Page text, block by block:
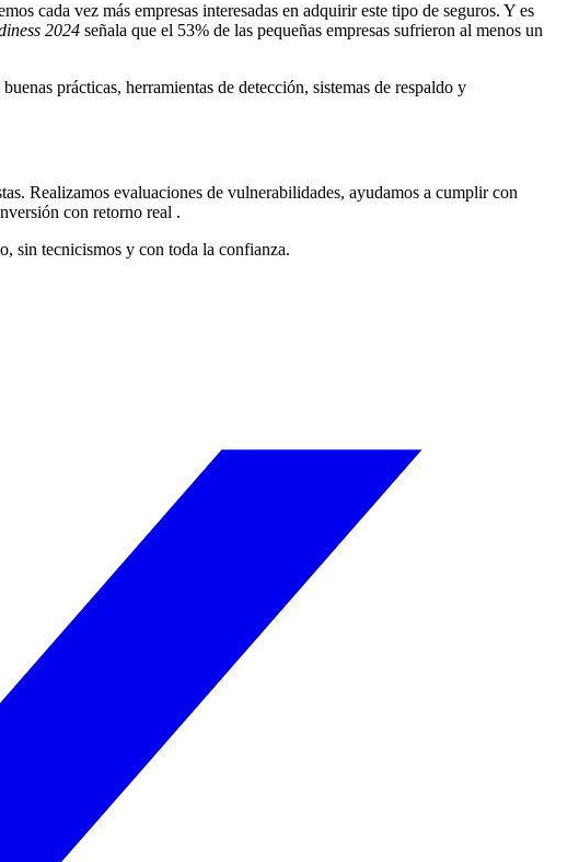
cada vez más empresas interesadas en adquirir este tipo de seguros. Y es
2024 señala que el 53% de las pequeñas empresas sufrieron al menos un
prácticas, herramientas de detección, sistemas de respaldo y
Realizamos evaluaciones de vulnerabilidades, ayudamos a cumplir con
con retorno real .
sin tecnicismos y con toda la confianza.